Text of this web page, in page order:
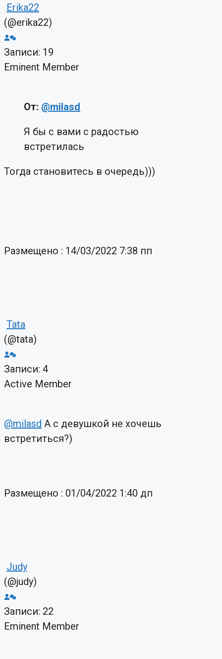
Erika22
(@erika22)
Записи: 19
Eminent Member
От: @milasd
Я бы с вами с радостью
встретилась
Тогда становитесь в очередь)))
Размещено : 14/03/2022 7:38 пп
Tata
(@tata)
Записи: 4
Active Member
@milasd А с девушкой не хочешь
встретиться?)
Размещено : 01/04/2022 1:40 дп
Judy
(@judy)
Записи: 22
Eminent Member